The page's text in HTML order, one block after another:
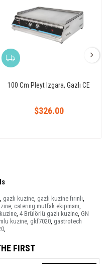
100 Cm Pleyt Izgara, Gazlı CE
$326.00
gazlı kuzine, gazlı kuzine fırınlı
catering mutfak ekipmanı
4 Brülörlü gazlı kuzine GN
kuzine gkf7020 gastrotech
FIRST